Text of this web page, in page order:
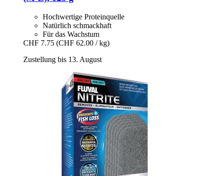
Hochwertige Proteinquelle
Natürlich schmackhaft
Für das Wachstum
CHF 7.75 (CHF 62.00 / kg)
Zustellung bis 13. August